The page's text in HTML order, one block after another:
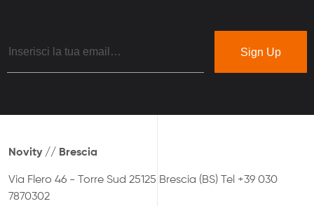
Novity // Brescia
Via Flero 46 - Torre Sud 25125 Brescia (BS) Tel +39 030
7870302